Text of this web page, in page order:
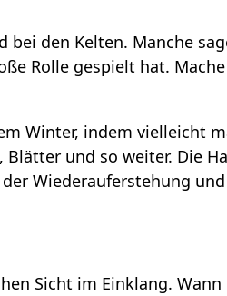
den Kelten. Manche
Rolle gespielt hat.
Winter, indem vielleicht
und so weiter. Die
Wiederauferstehung
Sicht im Einklang.